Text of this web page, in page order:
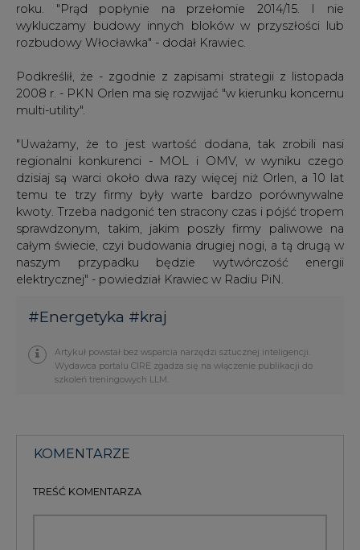
roku. "Prąd popłynie na przełomie 2014/15. I nie
wykluczamy budowy innych bloków w przyszłości lub
rozbudowy Włocławka" - dodał Krawiec.
Podkreślił, że - zgodnie z zapisami strategii z listopada
2008 r. - PKN Orlen ma się rozwijać "w kierunku koncernu
multi-utility".
"Uważamy, że to jest wartość dodana, tak zrobili nasi
regionalni konkurenci - MOL i OMV, w wyniku czego
dzisiaj są warci około dwa razy więcej niż Orlen, a 10 lat
temu te trzy firmy były warte bardzo porównywalne
kwoty. Trzeba nadgonić ten stracony czas i pójść tropem
sprawdzonym, takim, jakim poszły firmy paliwowe na
całym świecie, czyi budowania drugiej nogi, a tą drugą w
naszym przypadku będzie wytwórczość energii
elektrycznej" - powiedział Krawiec w Radiu PiN.
#Energetyka #kraj
Artykuł powstał bez wsparcia narzędzi sztucznej inteligencji.
Wydawca portalu CIRE zgadza się na włączenie publikacji do
szkoleń treningowych LLM.
KOMENTARZE
TREŚĆ KOMENTARZA